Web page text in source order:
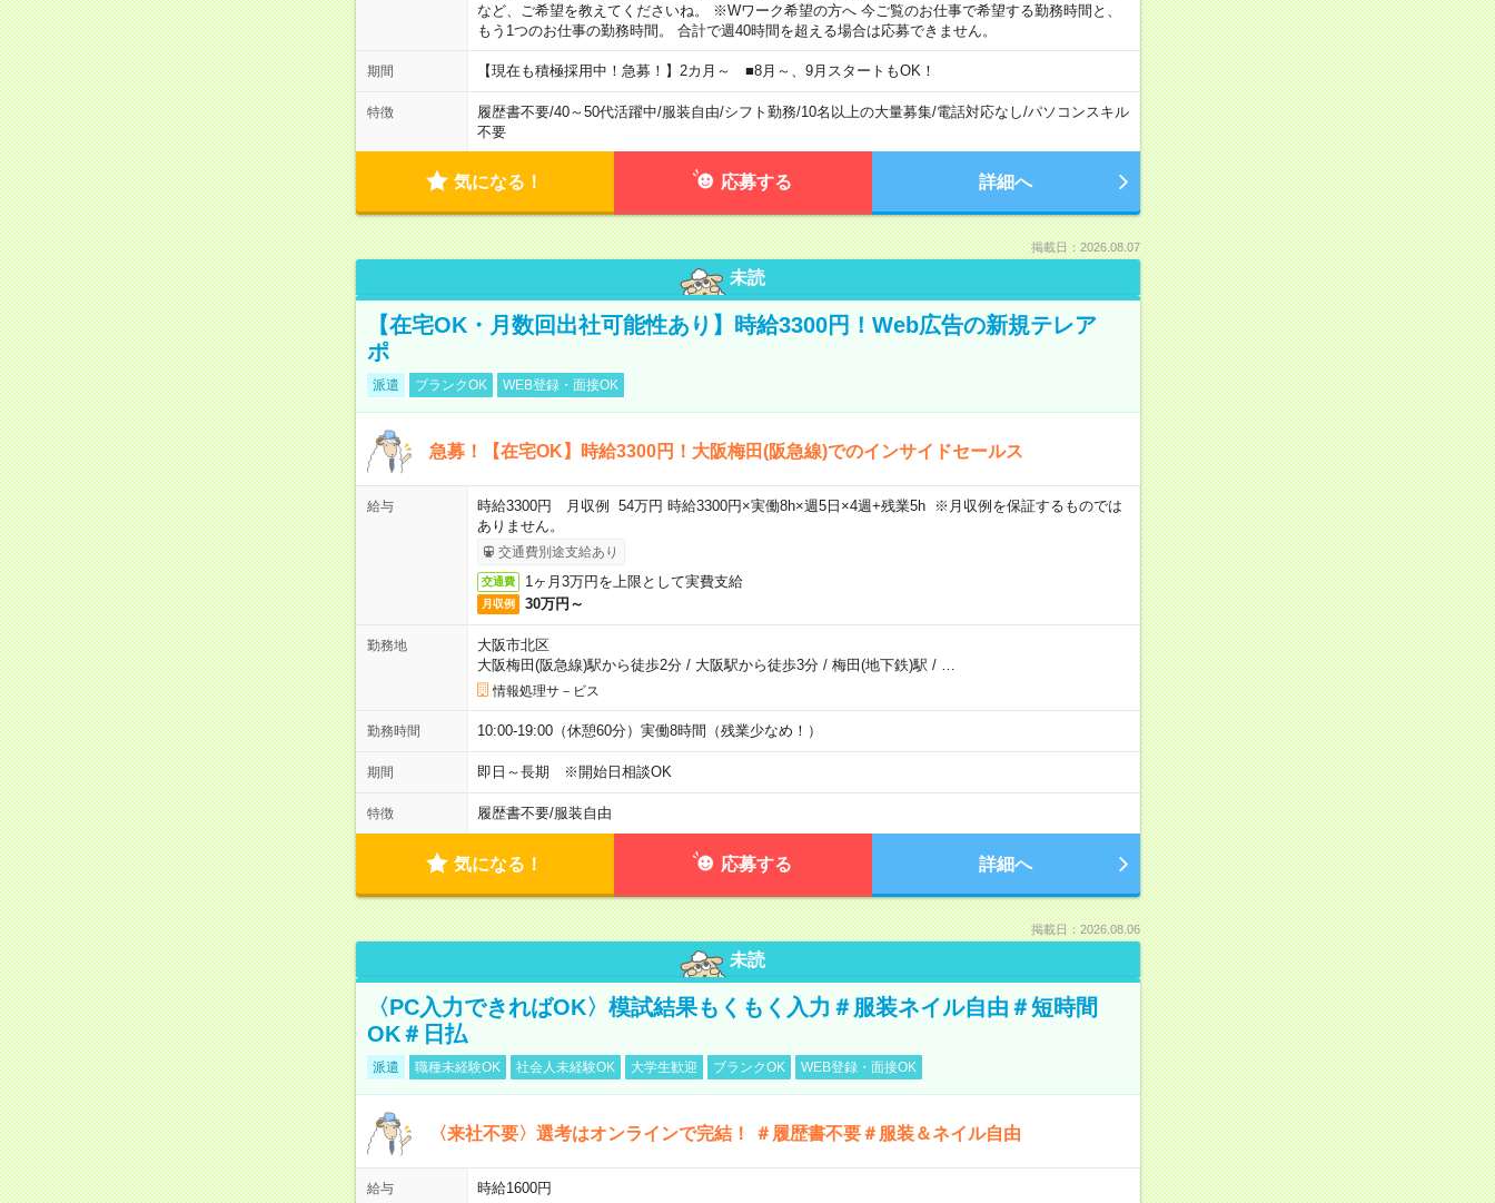
など、ご希望を教えてくださいね。 ※Wワーク希望の方へ 今ご覧のお仕事で希望する勤務時間と、
もう1つのお仕事の勤務時間。 合計で週40時間を超える場合は応募できません。
期間 【現在も積極採用中！急募！】2カ月～ ■8月～、9月スタートもOK！
特徴 履歴書不要/40～50代活躍中/服装自由/シフト勤務/10名以上の大量募集/電話対応なし/パソコンスキル
不要
気になる！ 応募する 詳細へ
掲載日：2026.08.07
未読
【在宅OK・月数回出社可能性あり】時給3300円！Web広告の新規テレア
ポ
派遣 ブランクOK WEB登録・面接OK
急募！【在宅OK】時給3300円！大阪梅田(阪急線)でのインサイドセールス
給与
時給3300円 月収例 54万円 時給3300円×実働8h×週5日×4週+残業5h ※月収例を保証するものでは
ありません。
交通費別途支給あり
交通費 1ヶ月3万円を上限として実費支給
月収例 30万円～
勤務地
大阪市北区
大阪梅田(阪急線)駅から徒歩2分/ 大阪駅から徒歩3分/ 梅田(地下鉄)駅 /
情報処理サ－ビス
勤務時間 10:00-19:00（休憩60分）実働8時間（残業少なめ！）
期間 即日～長期 ※開始日相談OK
特徴 履歴書不要/服装自由
気になる！ 応募する 詳細へ
掲載日：2026.08.06
未読
〈PC入力できればOK〉模試結果もくもく入力＃服装ネイル自由＃短時間
OK＃日払
派遣 職種未経験OK 社会人未経験OK 大学生歓迎 ブランクOK WEB登録・面接OK
〈来社不要〉選考はオンラインで完結！ ＃履歴書不要＃服装＆ネイル自由
給与 時給1600円